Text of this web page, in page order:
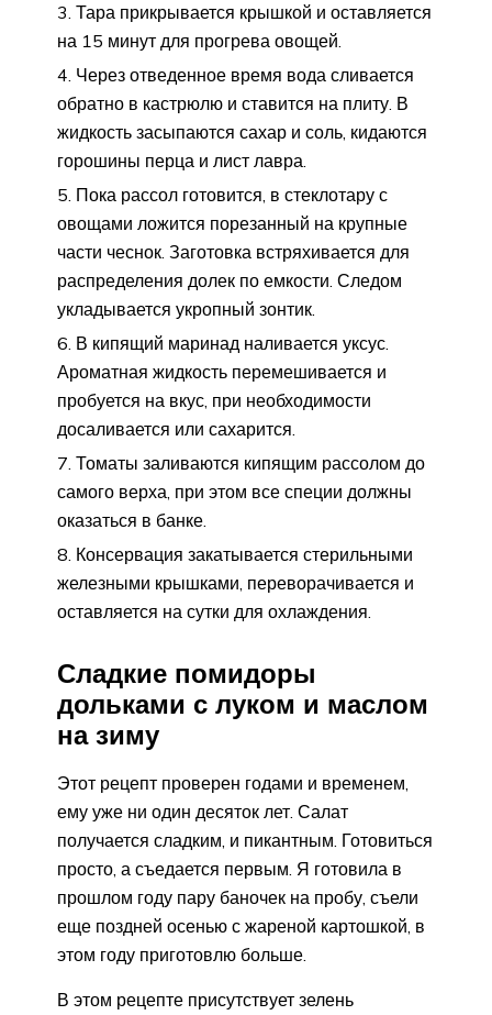
Тара прикрывается крышкой и оставляется
на 15 минут для прогрева овощей.
Через отведенное время вода сливается
обратно в кастрюлю и ставится на плиту. В
жидкость засыпаются сахар и соль, кидаются
горошины перца и лист лавра.
Пока рассол готовится, в стеклотару с
овощами ложится порезанный на крупные
части чеснок. Заготовка встряхивается для
распределения долек по емкости. Следом
укладывается укропный зонтик.
В кипящий маринад наливается уксус.
Ароматная жидкость перемешивается и
пробуется на вкус, при необходимости
досаливается или сахарится.
Томаты заливаются кипящим рассолом до
самого верха, при этом все специи должны
оказаться в банке.
Консервация закатывается стерильными
железными крышками, переворачивается и
оставляется на сутки для охлаждения.
Сладкие помидоры
дольками с луком и маслом
на зиму
Этот рецепт проверен годами и временем,
ему уже ни один десяток лет. Салат
получается сладким, и пикантным. Готовиться
просто, а съедается первым. Я готовила в
прошлом году пару баночек на пробу, съели
еще поздней осенью с жареной картошкой, в
этом году приготовлю больше.
В этом рецепте присутствует зелень